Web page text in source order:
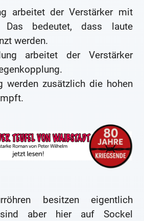
arbeitet der Verstärker mit
Das bedeutet, dass laute
werden.
arbeitet der Verstärker
werden zusätzlich die hohen
besitzen eigentlich
sind aber hier auf Sockel